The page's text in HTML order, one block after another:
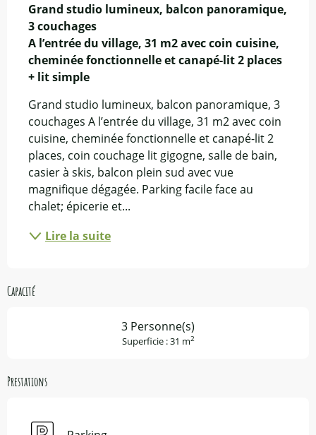
Grand studio lumineux, balcon panoramique,
3 couchages
A l’entrée du village, 31 m2 avec coin cuisine,
cheminée fonctionnelle et canapé-lit 2 places
+ lit simple
Grand studio lumineux, balcon panoramique, 3
couchages A l’entrée du village, 31 m2 avec coin
cuisine, cheminée fonctionnelle et canapé-lit 2
places, coin couchage lit gigogne, salle de bain,
casier à skis, balcon plein sud avec vue
magnifique dégagée. Parking facile face au
chalet; épicerie et...
Lire la suite
Capacité
3 Personne(s)
Superficie : 31 m2
Prestations